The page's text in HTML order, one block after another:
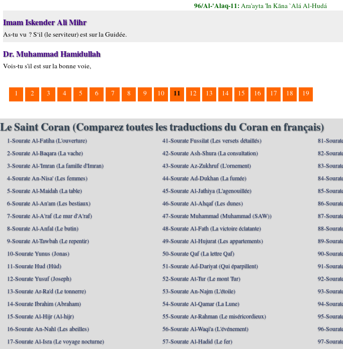
96/Al-'Alaq-11:Ara'ayta 'In Kāna `Alá Al-Hudá
Imam Iskender Ali Mihr
As-tu vu ? S‘il (le serviteur) est sur la Guidée.
Dr. Muhammad Hamidullah
Vois-tu s'il est sur la bonne voie,
1 2 3 4 5 6 7 8 9 10 11 12 13 14 15 16 17 18 19
Le Saint Coran (Comparez toutes les traductions du Coran en français)
1-Sourate Al-Fatiha (L'ouverture)
2-Sourate Al-Baqara (La vache)
3-Sourate Al-'Imran (La famille d'Imran)
4-Sourate An-Nisa' (Les femmes)
5-Sourate Al-Maidah (La table)
6-Sourate Al-An'am (Les bestiaux)
7-Sourate Al-A'raf (Le mur d'A'raf)
8-Sourate Al-Anfal (Le butin)
9-Sourate At-Tawbah (Le repentir)
10-Sourate Yunus (Jonas)
11-Sourate Hud (Hûd)
12-Sourate Yusuf (Joseph)
13-Sourate Ar-Ra'd (Le tonnerre)
14-Sourate Ibrahim (Abraham)
15-Sourate Al-Hijr (Al-hijr)
16-Sourate An-Nahl (Les abeilles)
17-Sourate Al-Isra (Le voyage nocturne)
41-Sourate Fussilat (Les versets détaillés)
42-Sourate Ash-Shura (La consultation)
43-Sourate Az-Zukhruf (L'ornement)
44-Sourate Ad-Dukhan (La fumée)
45-Sourate Al-Jathiya (L'agenouillée)
46-Sourate Al-Ahqaf (Les dunes)
47-Sourate Muhammad (Muhammad (SAW))
48-Sourate Al-Fath (La victoire éclatante)
49-Sourate Al-Hujurat (Les appartements)
50-Sourate Qaf (La lettre Qaf)
51-Sourate Ad-Dariyat (Qui éparpillent)
52-Sourate At-Tur (Le mont Tur)
53-Sourate An-Najm (L'étoile)
54-Sourate Al-Qamar (La Lune)
55-Sourate Ar-Rahman (Le miséricordieux)
56-Sourate Al-Waqi'a (L'événement)
57-Sourate Al-Hadid (Le fer)
81-
82-
83-
84-
85-
86-
87-
88-
89-
90-
91-
92-
93-
94-
95-
96-
97-